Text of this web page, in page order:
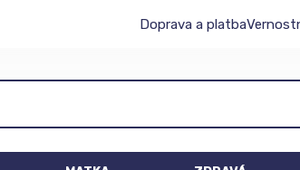
Doprava a platba